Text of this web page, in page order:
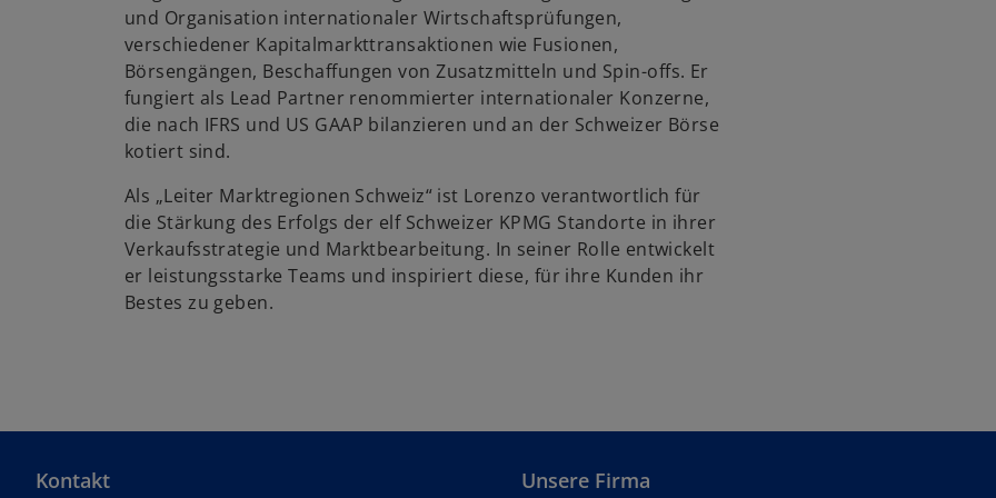
s
t
e
r
k
t
e
g
e
und Organisation internationaler Wirtschaftsprüfungen,
verschiedener Kapitalmarkttransaktionen wie Fusionen,
Börsengängen, Beschaffungen von Zusatzmitteln und Spin-offs. Er
fungiert als Lead Partner renommierter internationaler Konzerne,
die nach IFRS und US GAAP bilanzieren und an der Schweizer Börse
kotiert sind.
Als „Leiter Marktregionen Schweiz“ ist Lorenzo verantwortlich für
die Stärkung des Erfolgs der elf Schweizer KPMG Standorte in ihrer
Verkaufsstrategie und Marktbearbeitung. In seiner Rolle entwickelt
er leistungsstarke Teams und inspiriert diese, für ihre Kunden ihr
Bestes zu geben.
Kontakt Unsere Firma